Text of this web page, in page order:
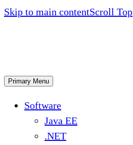
Skip to main contentScroll Top
Primary Menu
Software
Java EE
.NET